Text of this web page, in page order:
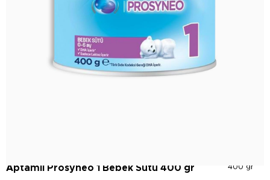
400 gr
Aptamil Prosyneo 1 Bebek Sütü 400 gr